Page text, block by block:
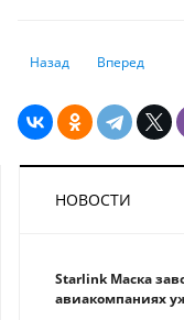
Предыдущий: Упавший
Назад Следующий:
Вперед
НОВОСТИ
Starlink Маска
авиакомпаниях